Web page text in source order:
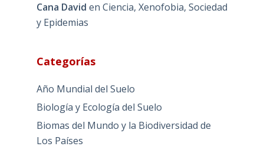
Cana David en Ciencia, Xenofobia, Sociedad
y Epidemias
Categorías
Año Mundial del Suelo
Biología y Ecología del Suelo
Biomas del Mundo y la Biodiversidad de
Los Países